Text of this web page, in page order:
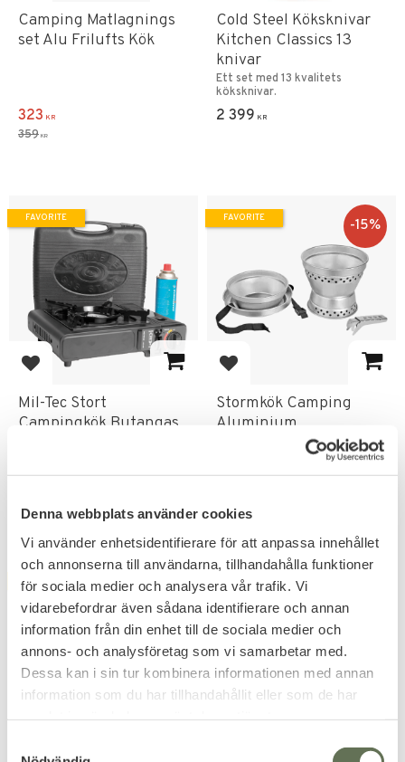
Denna webbplats använder cookies
Vi använder enhetsidentifierare för att anpassa innehållet
och annonserna till användarna, tillhandahålla funktioner
för sociala medier och analysera vår trafik. Vi
vidarebefordrar även sådana identifierare och annan
information från din enhet till de sociala medier och
annons- och analysföretag som vi samarbetar med.
Dessa kan i sin tur kombinera informationen med annan
information som du har tillhandahållit eller som de har
Camping Matlagnings
set Alu Frilufts Kök
323 KR
359 KR
Cold Steel Köksknivar
Kitchen Classics 13
knivar
Ett set med 13 kvalitets
köksknivar.
2 399 KR
Add to favorites
Mil-Tec Stort
Campingkök Butangas
479
FAVORITE
Add to favorites
Stormkök Camping
Aluminium
T-sprit ingår ej till detta
271
15%
FAVORITE
FAVORITE